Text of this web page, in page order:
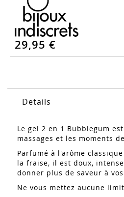
images
gallery
29,95 €
Details
Le gel 2 en 1 Bubblegum
massages et les moments
Parfumé à l'arôme
la fraise, il est doux,
donner plus de saveur à
Ne vous mettez aucune